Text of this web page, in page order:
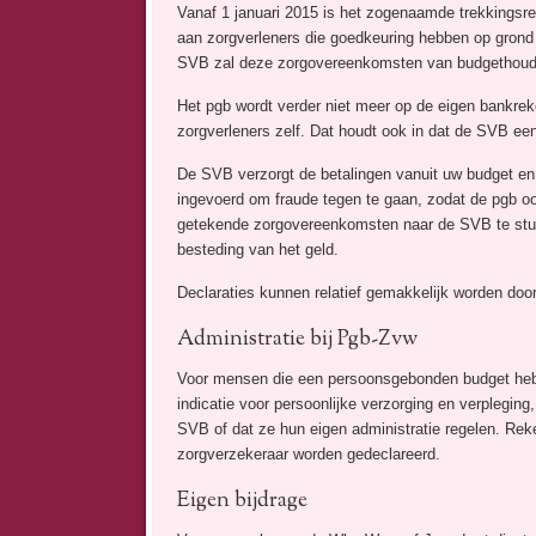
Vanaf 1 januari 2015 is het zogenaamde
aan zorgverleners die goedkeuring hebben op
SVB zal deze zorgovereenkomsten van
Het pgb wordt verder niet meer op de eigen
zorgverleners zelf. Dat houdt ook in dat de SVB
De SVB verzorgt de betalingen vanuit uw budget
ingevoerd om fraude tegen te gaan, zodat de pgb
getekende zorgovereenkomsten naar de SVB te
besteding van het geld.
Declaraties kunnen relatief gemakkelijk worden
Administratie bij Pgb-Zvw
Voor mensen die een persoonsgebonden budget
indicatie voor persoonlijke verzorging en
SVB of dat ze hun eigen administratie regelen.
zorgverzekeraar worden gedeclareerd.
Eigen bijdrage